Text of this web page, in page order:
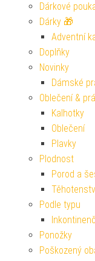
Dárkové
Dárky 🎁
Adventní
Doplňky
Novinky
Dámské
Oblečení &
Kalhotky
Oblečení
Plavky
Plodnost
Porod a
Podle typu
Ponožky
Poškozený